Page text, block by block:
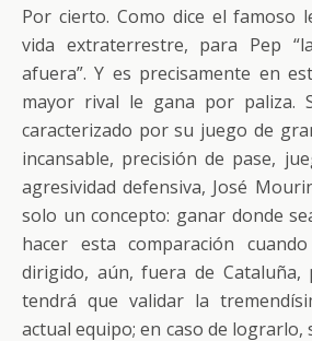
Por cierto. Como dice el famoso
vida extraterrestre, para Pep
afuera”. Y es precisamente en
mayor rival le gana por paliza.
caracterizado por su juego de
incansable, precisión de pase,
agresividad defensiva, José
solo un concepto: ganar donde
hacer esta comparación
dirigido, aún, fuera de Cataluña,
tendrá que validar la
actual equipo; en caso de lograrlo,